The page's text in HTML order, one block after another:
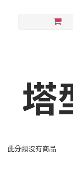
塔
此分類沒有商品